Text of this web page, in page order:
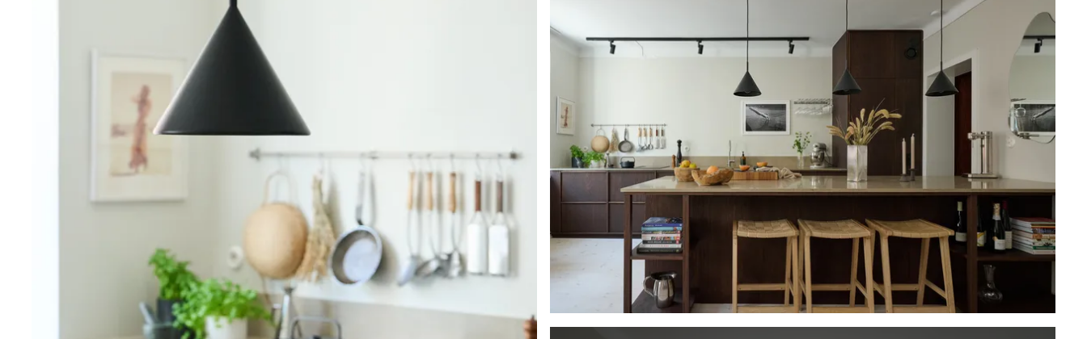
ljusinsläpp från två väderstreck.
Hallen ger ett stilrent och ordnat första intryck med goda
förvaringsmöjligheter i platsbyggda garderober som bidrar till ett prydligt och
funktionellt hem.
Kök och vardagsrum samspelar på ett socialt och inbjudande sätt, där den
generösa takhöjden, de spröjsade fönstren och de djupa fönsternischerna
ger rummen både rymd och karaktär. Här finns gott om plats för umgänge,
middagar och sociala tillställningar i en trivsam och hemtrevlig miljö.
Bostaden erbjuder två rofyllda sovrum med lugnt läge mot föreningens
innergård med plats för både säng, förvaring och arbetsyta vid behov. Det
stilrena badrummet är nyrenoverat i tidlösa materialval och erbjuder hög
komfort i vardagen.